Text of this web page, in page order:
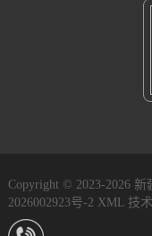
Copyright © 2023-2026
2026002923号-2 XML 技